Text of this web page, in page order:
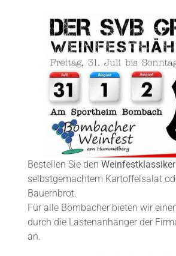
Bestellen Sie den Weinfestklassiker
selbstgemachtem Kartoffelsalat
Bauernbrot.
Für alle Bombacher bieten wir
durch die Lastenanhänger der
an.